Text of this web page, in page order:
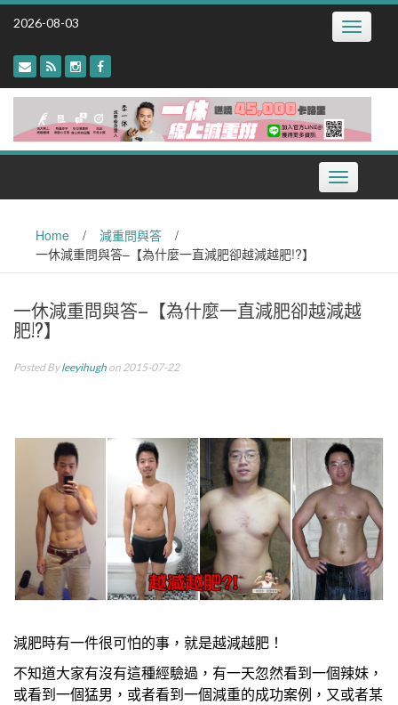
Skip
2026-08-03 Toggle
Toggle
navigation
Home / 減重問與答
/
一休減重問與答–【為什麼一直減肥卻越減越肥!?】
一休減重問與答–【為什麼一直減肥卻越減越
肥!?】
Posted Byleeyihugh on 2015-07-22
減肥時有一件很可怕的事，就是越減越肥！
不知道大家有沒有這種經驗過，有一天忽然看到一個辣妹，
或看到一個猛男，或者看到一個減重的成功案例，又或者某